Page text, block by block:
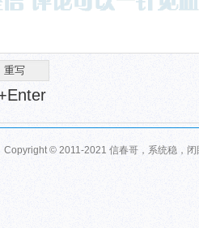
Copyright © 2011-2021 信春哥，系统稳，